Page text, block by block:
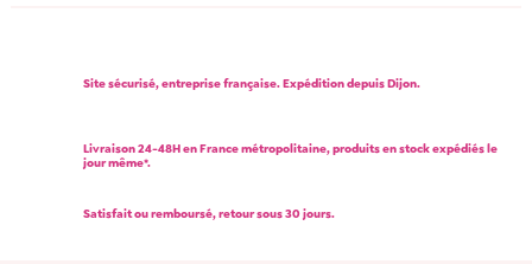
Site sécurisé, entreprise française. Expédition depuis Dijon.
Livraison 24-48H en France métropolitaine, produits en stock expédiés le
jour même*.
Satisfait ou remboursé, retour sous 30 jours.